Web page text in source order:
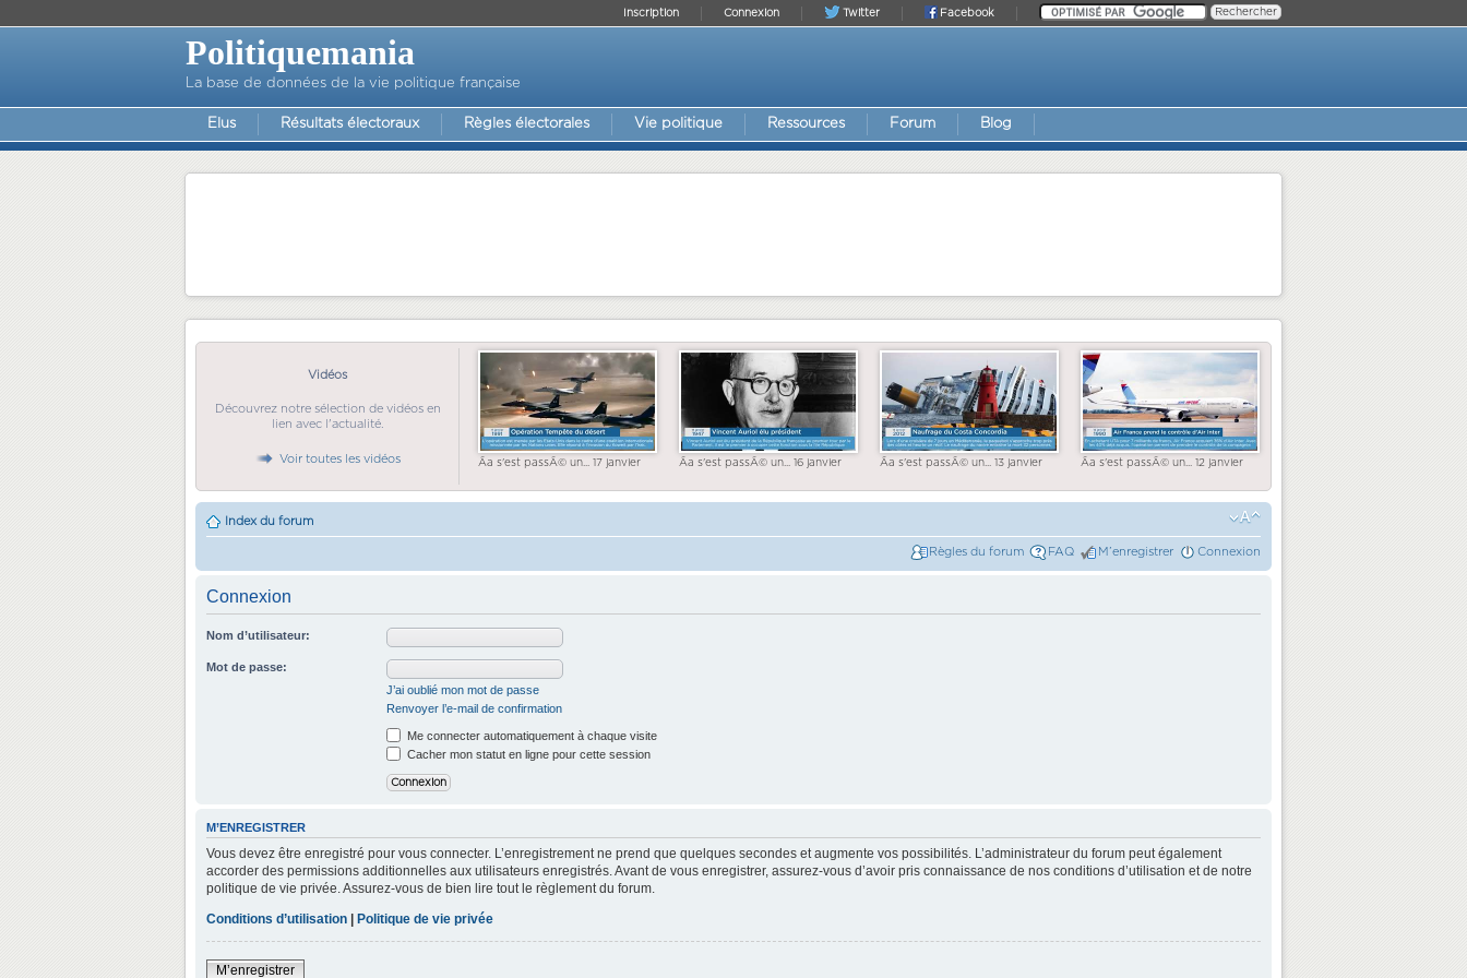
Facebook
Twitter
Connexion
Inscription
Politiquemania
La base de données de la vie politique française
Elus Résultats électoraux Règles électorales Vie politique Ressources Forum Blog
Vidéos
Découvrez notre sélection de vidéos en
lien avec l'actualité.
Voir toutes les vidéos Ãa s'est passÃ© un... 17 janvier Ãa s'est passÃ© un... 16 janvier Ãa s'est passÃ© un... 13 janvier Ãa s'est passÃ© un... 12 janvier
Index du forum
Règles du forum FAQ M’enregistrer Connexion
Connexion
Nom d’utilisateur:
Mot de passe:
J’ai oublié mon mot de passe
Renvoyer l’e-mail de confirmation
Me connecter automatiquement à chaque visite
Cacher mon statut en ligne pour cette session
M’ENREGISTRER
Vous devez être enregistré pour vous connecter. L’enregistrement ne prend que quelques secondes et augmente vos possibilités. L’administrateur du forum peut également
accorder des permissions additionnelles aux utilisateurs enregistrés. Avant de vous enregistrer, assurez-vous d’avoir pris connaissance de nos conditions d’utilisation et de notre
politique de vie privée. Assurez-vous de bien lire tout le règlement du forum.
Conditions d’utilisation | Politique de vie privée
M’enregistrer